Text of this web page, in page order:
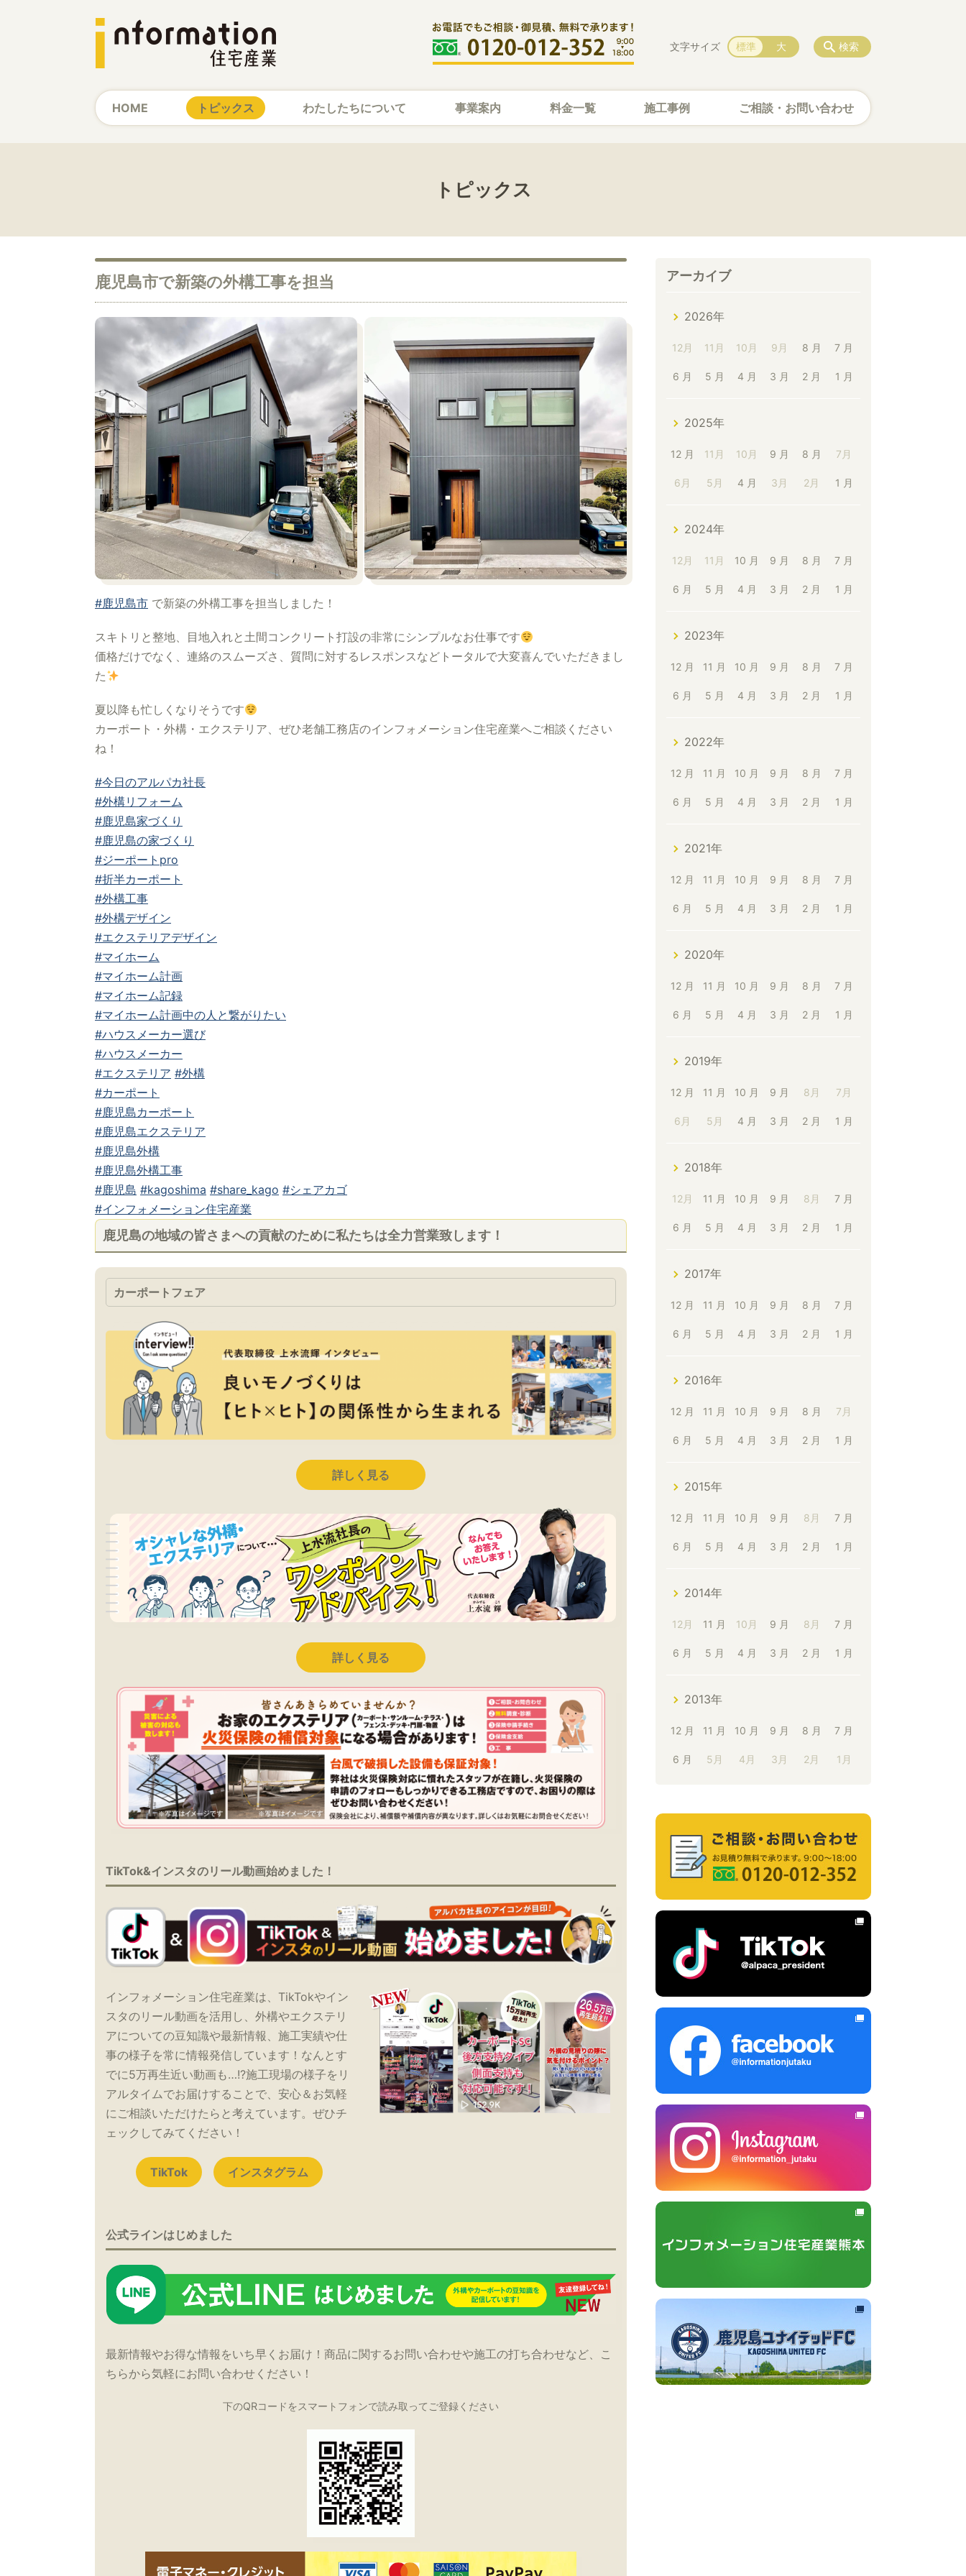
HOME トピックス わたしたちについて 事業案内 料金一覧 施工事例 ご相談・お問い合わせ
検索
文字サイズ 標準 大
トピックス
鹿児島市で新築の外構工事を担当
#鹿児島市 で新築の外構工事を担当しました！
スキトリと整地、目地入れと土間コンクリート打設の非常にシンプルなお仕事です
価格だけでなく、連絡のスムーズさ、質問に対するレスポンスなどトータルで大変喜んでいただきまし
た
夏以降も忙しくなりそうです
カーポート・外構・エクステリア、ぜひ老舗工務店のインフォメーション住宅産業へご相談ください
ね！
#今日のアルパカ社長
#外構リフォーム
#鹿児島家づくり
#鹿児島の家づくり
#ジーポートpro
#折半カーポート
#外構工事
#外構デザイン
#エクステリアデザイン
#マイホーム
#マイホーム計画
#マイホーム記録
#マイホーム計画中の人と繋がりたい
#ハウスメーカー選び
#ハウスメーカー
#エクステリア #外構
#カーポート
#鹿児島カーポート
#鹿児島エクステリア
#鹿児島外構
#鹿児島外構工事
#鹿児島 #kagoshima #share_kago #シェアカゴ
#インフォメーション住宅産業
鹿児島の地域の皆さまへの貢献のために私たちは全力営業致します！
カーポートフェア
詳しく見る
詳しく見る
TikTok&インスタのリール動画始めました！
インフォメーション住宅産業は、TikTokやイン
スタのリール動画を活用し、外構やエクステリ
アについての豆知識や最新情報、施工実績や仕
事の様子を常に情報発信しています！なんとす
でに5万再生近い動画も…!?施工現場の様子をリ
アルタイムでお届けすることで、安心＆お気軽
にご相談いただけたらと考えています。ぜひチ
ェックしてみてください！
TikTok インスタグラム
公式ラインはじめました
最新情報やお得な情報をいち早くお届け！商品に関するお問い合わせや施工の打ち合わせなど、こ
ちらから気軽にお問い合わせください！
下のQRコードをスマートフォンで読み取ってご登録ください
アーカイブ
2026年
12月 11月 10月 9月 8 月 7 月
6 月 5 月 4 月 3 月 2 月 1 月
2025年
12 月 11月 10月 9 月 8 月 7月
6月 5月 4 月 3月 2月 1 月
2024年
12月 11月 10 月 9 月 8 月 7 月
6 月 5 月 4 月 3 月 2 月 1 月
2023年
12 月 11 月 10 月 9 月 8 月 7 月
6 月 5 月 4 月 3 月 2 月 1 月
2022年
12 月 11 月 10 月 9 月 8 月 7 月
6 月 5 月 4 月 3 月 2 月 1 月
2021年
12 月 11 月 10 月 9 月 8 月 7 月
6 月 5 月 4 月 3 月 2 月 1 月
2020年
12 月 11 月 10 月 9 月 8 月 7 月
6 月 5 月 4 月 3 月 2 月 1 月
2019年
12 月 11 月 10 月 9 月 8月 7月
6月 5月 4 月 3 月 2 月 1 月
2018年
12月 11 月 10 月 9 月 8月 7 月
6 月 5 月 4 月 3 月 2 月 1 月
2017年
12 月 11 月 10 月 9 月 8 月 7 月
6 月 5 月 4 月 3 月 2 月 1 月
2016年
12 月 11 月 10 月 9 月 8 月 7月
6 月 5 月 4 月 3 月 2 月 1 月
2015年
12 月 11 月 10 月 9 月 8月 7 月
6 月 5 月 4 月 3 月 2 月 1 月
2014年
12月 11 月 10月 9 月 8月 7 月
6 月 5 月 4 月 3 月 2 月 1 月
2013年
12 月 11 月 10 月 9 月 8 月 7 月
6 月 5月 4月 3月 2月 1月